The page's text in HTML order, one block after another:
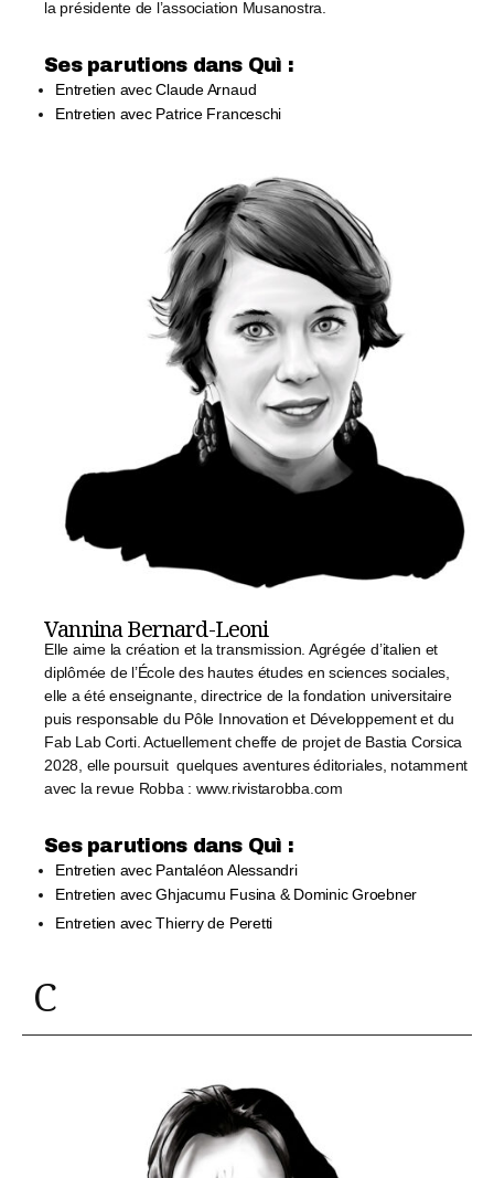
la présidente de l’association Musanostra.
Ses parutions dans Quì :​
Entretien avec Claude Arnaud
Entretien avec Patrice Franceschi
Vannina Bernard-Leoni
Elle aime la création et la transmission. Agrégée d’italien et
diplômée de l’École des hautes études en sciences sociales,
elle a été enseignante, directrice de la fondation universitaire
puis responsable du Pôle Innovation et Développement et du
Fab Lab Corti. Actuellement cheffe de projet de Bastia Corsica
2028, elle poursuit quelques aventures éditoriales, notamment
avec la revue Robba : www.rivistarobba.com
Ses parutions dans Quì :​
Entretien avec Pantaléon Alessandri
Entretien avec Ghjacumu Fusina & Dominic Groebner
Entretien avec Thierry de Peretti
C